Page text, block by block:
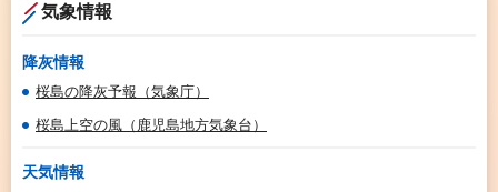
気象情報
降灰情報
桜島の降灰予報（気象庁）
桜島上空の風（鹿児島地方気象台）
天気情報